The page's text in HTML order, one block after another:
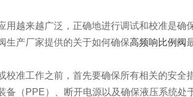
用越来越广泛，正确地进行调试和校准是确
生产厂家提供的关于如何确保高频响比例阀
校准工作之前，首先要确保所有相关的安全
备（PPE）、断开电源以及确保液压系统处